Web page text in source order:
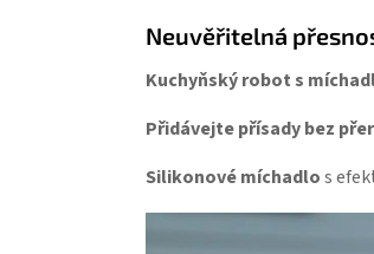
Neuvěřitelná
Kuchyňský robot s
Přidávejte přísady bez
Silikonové míchadlos